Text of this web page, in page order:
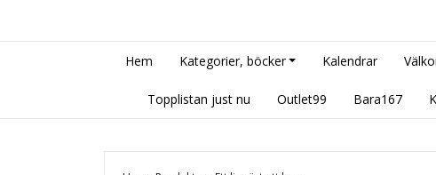
Hem Kategorier, böcker Kalendrar
Topplistan just nu Outlet99 Bara167